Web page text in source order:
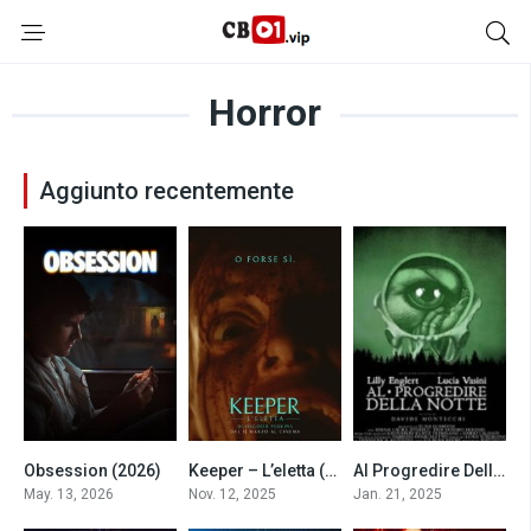
Horror
Aggiunto recentemente
8.1
Obsession (2026)
May. 13, 2026
5.5Keeper – L’eletta (2025)
Nov. 12, 2025
5.8Al Progredire Della Notte (2025)
Jan. 21, 2025